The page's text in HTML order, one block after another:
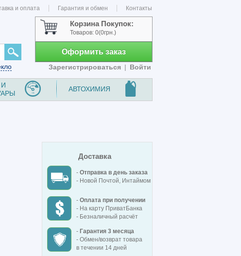
и оплата Гарантия и обмен Контакты
Корзина Покупок:
Товаров: 0(0грн.)
Оформить заказ
Зарегистрироваться | Войти
АВТОХИМИЯ
Доставка
- Отправка в день заказа
- Новой Почтой, Интаймом
- Оплата при получении
- На карту ПриватБанка
- Безналичный расчёт
- Гарантия 3 месяца
- Обмен/возврат товара
в течении 14 дней